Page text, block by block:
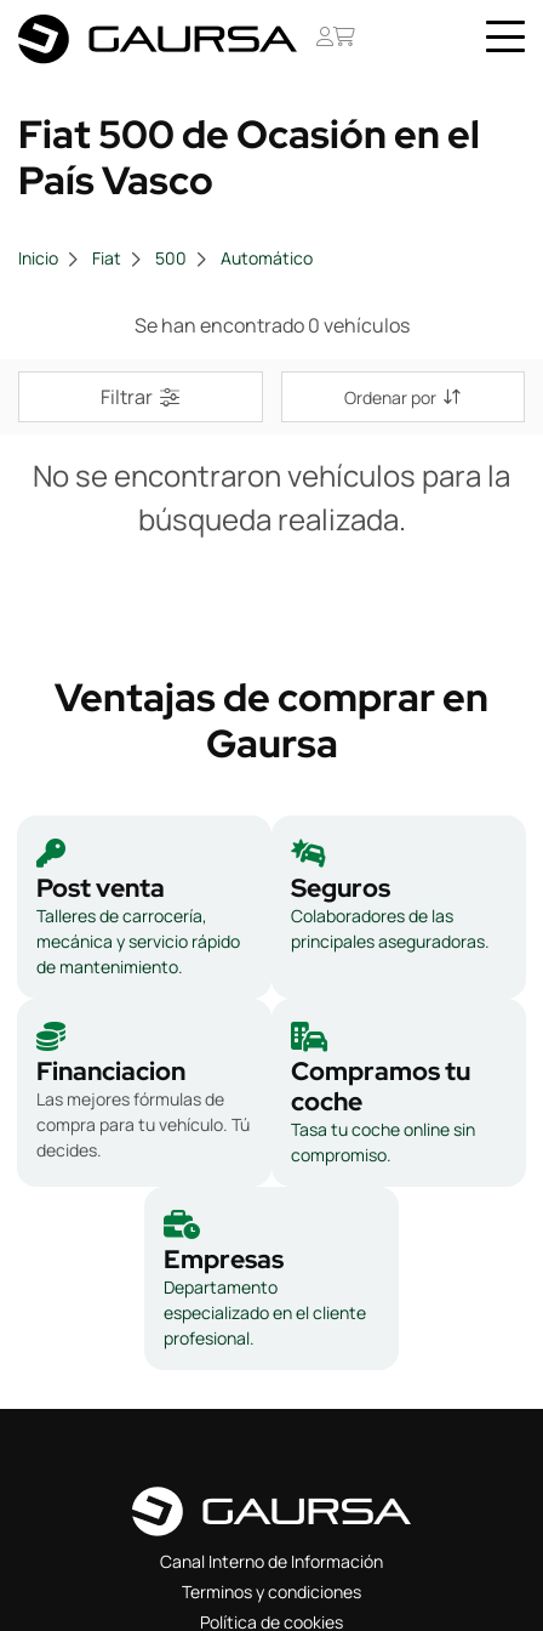
Fiat 500 de Ocasión en el
País Vasco
Inicio Fiat 500 Automático
Se han encontrado 0 vehículos
Filtrar Ordenar por
No se encontraron vehículos para la
búsqueda realizada.
Ventajas de comprar en
Gaursa
Post venta
Talleres de carrocería,
mecánica y servicio rápido
de mantenimiento.
Seguros
Colaboradores de las
principales aseguradoras.
Financiacion
Las mejores fórmulas de
compra para tu vehículo. Tú
decides.
Compramos tu
coche
Tasa tu coche online sin
compromiso.
Empresas
Departamento
especializado en el cliente
profesional.
Canal Interno de Información
Terminos y condiciones
Política de cookies